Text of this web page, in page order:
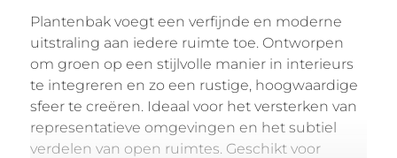
Plantenbak voegt een verfijnde en moderne
uitstraling aan iedere ruimte toe. Ontworpen
om groen op een stijlvolle manier in interieurs
te integreren en zo een rustige, hoogwaardige
sfeer te creëren. Ideaal voor het versterken van
representatieve omgevingen en het subtiel
verdelen van open ruimtes. Geschikt voor